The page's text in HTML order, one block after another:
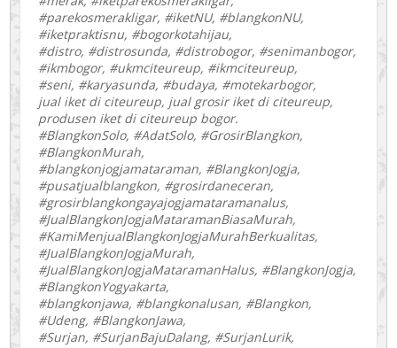
#parekosmerakligar, #iketNU, #blangkonNU,
#iketpraktisnu, #bogorkotahijau,
#distro, #distrosunda, #distrobogor, #senimanbogor,
#ikmbogor, #ukmciteureup, #ikmciteureup,
#seni, #karyasunda, #budaya, #motekarbogor,
jual iket di citeureup, jual grosir iket di citeureup,
produsen iket di citeureup bogor.
#BlangkonSolo, #AdatSolo, #GrosirBlangkon,
#BlangkonMurah,
#blangkonjogjamataraman, #BlangkonJogja,
#pusatjualblangkon, #grosirdaneceran,
#grosirblangkongayajogjamataramanalus,
#JualBlangkonJogjaMataramanBiasaMurah,
#KamiMenjualBlangkonJogjaMurahBerkualitas,
#JualBlangkonJogjaMurah,
#JualBlangkonJogjaMataramanHalus, #BlangkonJogja,
#BlangkonYogyakarta,
#blangkonjawa, #blangkonalusan, #Blangkon,
#Udeng, #BlangkonJawa,
#Surjan, #SurjanBajuDalang, #SurjanLurik,